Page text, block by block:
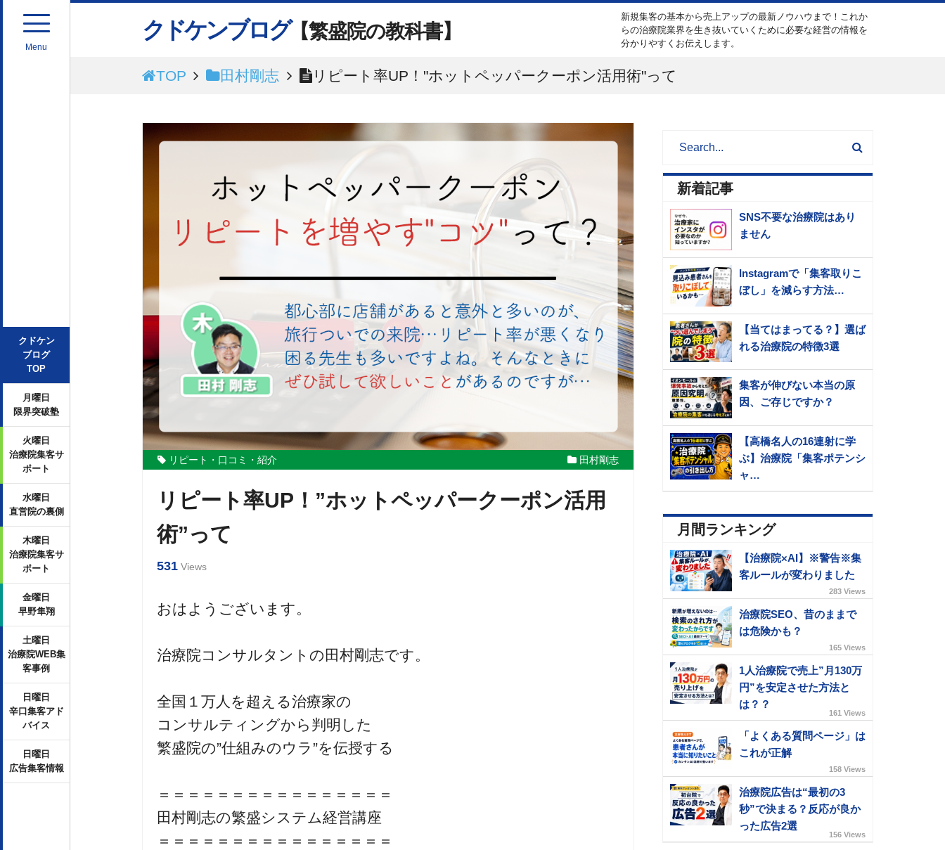
Menu
クドケン
ブログ
TOP
月曜日
限界突破塾
火曜日
治療院集客サ
ポート
水曜日
直営院の裏側
木曜日
治療院集客サ
ポート
金曜日
早野隼翔
土曜日
治療院WEB集
客事例
日曜日
辛口集客アド
バイス
日曜日
広告集客情報
クドケンブログ【繁盛院の教科書】
新規集客の基本から売上アップの最新ノウハウまで！これか
らの治療院業界を生き抜いていくために必要な経営の情報を
分かりやすくお伝えします。
TOP 田村剛志 リピート率UP！"ホットペッパークーポン活用術"って
リピート・口コミ・紹介 田村剛志
リピート率UP！”ホットペッパークーポン活用
術”って
531 Views
おはようございます。
治療院コンサルタントの田村剛志です。
全国１万人を超える治療家の
コンサルティングから判明した
繁盛院の”仕組みのウラ”を伝授する
＝＝＝＝＝＝＝＝＝＝＝＝＝＝＝＝
田村剛志の繁盛システム経営講座
＝＝＝＝＝＝＝＝＝＝＝＝＝＝＝＝
新着記事
SNS不要な治療院はあり
ません
Instagramで「集客取りこ
ぼし」を減らす方法…
【当てはまってる？】選ば
れる治療院の特徴3選
集客が伸びない本当の原
因、ご存じですか？
【高橋名人の16連射に学
ぶ】治療院「集客ポテンシ
ャ…
月間ランキング
【治療院×AI】※警告※集
客ルールが変わりました
283 Views
治療院SEO、昔のままで
は危険かも？
165 Views
1人治療院で売上”月130万
円”を安定させた方法と
は？？
161 Views
「よくある質問ページ」は
これが正解
158 Views
治療院広告は“最初の3
秒”で決まる？反応が良か
った広告2選
156 Views